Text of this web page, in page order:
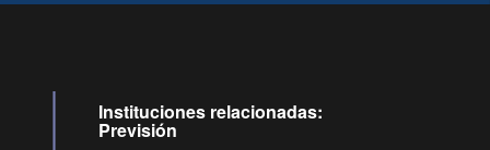
Instituciones relacionadas:
Previsión